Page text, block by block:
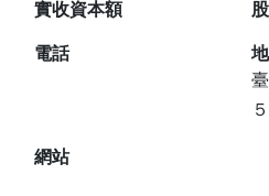
實收資本額
電話
網站